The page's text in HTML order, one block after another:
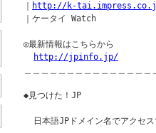
http://k-
｜ケータイ Watch
◎最新情報はこちらから
http://jpinfo.jp/
◆見つけた！JP
日本語JPドメイン名でアクセ